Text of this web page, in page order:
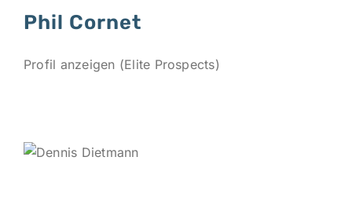
Phil Cornet
Profil anzeigen (Elite Prospects)